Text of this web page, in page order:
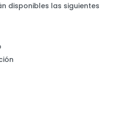
disponibles las siguientes